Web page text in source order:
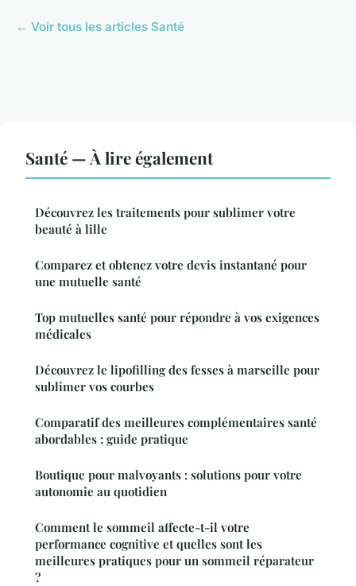
← Voir tous les articles Santé
Santé — À lire également
Découvrez les traitements pour sublimer votre
beauté à lille
Comparez et obtenez votre devis instantané pour
une mutuelle santé
Top mutuelles santé pour répondre à vos exigences
médicales
Découvrez le lipofilling des fesses à marseille pour
sublimer vos courbes
Comparatif des meilleures complémentaires santé
abordables : guide pratique
Boutique pour malvoyants : solutions pour votre
autonomie au quotidien
Comment le sommeil affecte-t-il votre
performance cognitive et quelles sont les
meilleures pratiques pour un sommeil réparateur
?